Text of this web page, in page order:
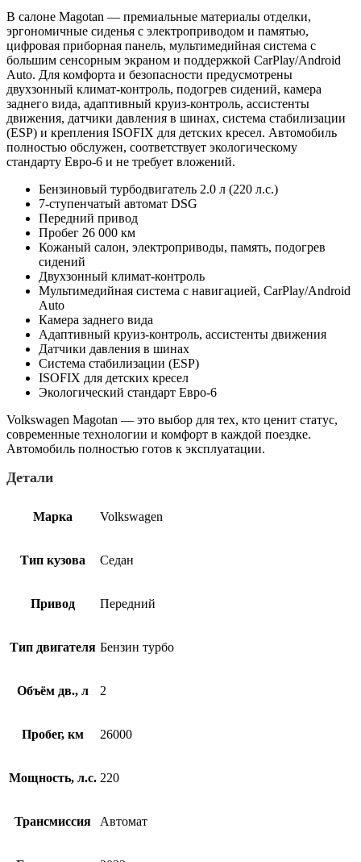
В салоне Magotan — премиальные материалы отделки,
эргономичные сиденья с электроприводом и памятью,
цифровая приборная панель, мультимедийная система с
большим сенсорным экраном и поддержкой CarPlay/Android
Auto. Для комфорта и безопасности предусмотрены
двухзонный климат-контроль, подогрев сидений, камера
заднего вида, адаптивный круиз-контроль, ассистенты
движения, датчики давления в шинах, система стабилизации
(ESP) и крепления ISOFIX для детских кресел. Автомобиль
полностью обслужен, соответствует экологическому
стандарту Евро-6 и не требует вложений.
Бензиновый турбодвигатель 2.0 л (220 л.с.)
7-ступенчатый автомат DSG
Передний привод
Пробег 26 000 км
Кожаный салон, электроприводы, память, подогрев
сидений
Двухзонный климат-контроль
Мультимедийная система с навигацией, CarPlay/Android
Auto
Камера заднего вида
Адаптивный круиз-контроль, ассистенты движения
Датчики давления в шинах
Система стабилизации (ESP)
ISOFIX для детских кресел
Экологический стандарт Евро-6
Volkswagen Magotan — это выбор для тех, кто ценит статус,
современные технологии и комфорт в каждой поездке.
Автомобиль полностью готов к эксплуатации.
Детали
Марка Volkswagen
Тип кузова Седан
Привод Передний
Тип двигателя Бензин турбо
Объём дв., л 2
Пробег, км 26000
Мощность, л.с. 220
Трансмиссия Автомат